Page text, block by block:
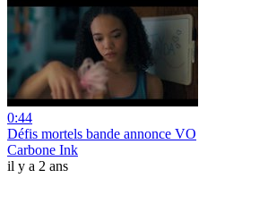
0:44
Défis mortels bande annonce VO
Carbone Ink
il y a 2 ans